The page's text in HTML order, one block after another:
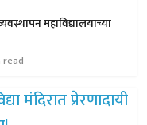
महाविद्यालयाच्या
read